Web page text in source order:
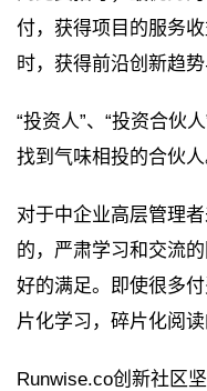
付，获得项目的服务
时，获得前沿创新趋势
“投资人”、“投资合伙
找到气味相投的合伙人
对于中企业高层管理
的，严肃学习和交流
好的满足。即使很多
片化学习，碎片化阅
Runwise.co创新社区